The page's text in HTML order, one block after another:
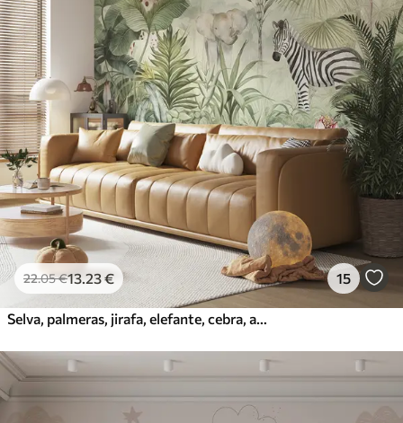
22.05€13.23€ 15